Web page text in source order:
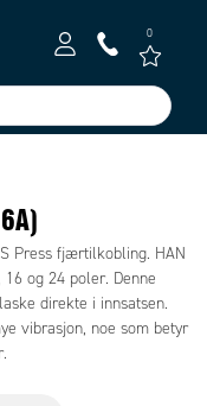
0
Press fjærtilkobling. HAN
og 24 poler. Denne
direkte i innsatsen.
vibrasjon, noe som betyr